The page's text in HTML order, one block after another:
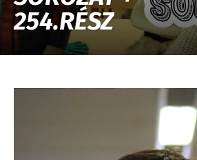
254.RÉSZ